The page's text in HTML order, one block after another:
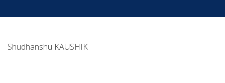
Shudhanshu KAUSHIK